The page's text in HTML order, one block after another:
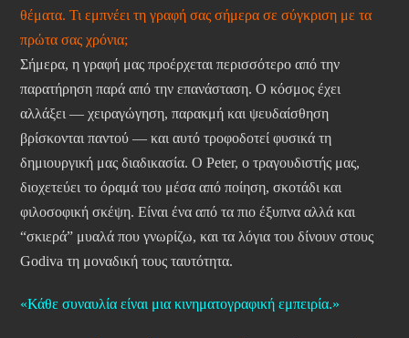
θέματα. Τι εμπνέει τη γραφή σας σήμερα σε σύγκριση με τα
πρώτα σας χρόνια;
Σήμερα, η γραφή μας προέρχεται περισσότερο από την
παρατήρηση παρά από την επανάσταση. Ο κόσμος έχει
αλλάξει — χειραγώγηση, παρακμή και ψευδαίσθηση
βρίσκονται παντού — και αυτό τροφοδοτεί φυσικά τη
δημιουργική μας διαδικασία. Ο Peter, ο τραγουδιστής μας,
διοχετεύει το όραμά του μέσα από ποίηση, σκοτάδι και
φιλοσοφική σκέψη. Είναι ένα από τα πιο έξυπνα αλλά και
“σκιερά” μυαλά που γνωρίζω, και τα λόγια του δίνουν στους
Godiva τη μοναδική τους ταυτότητα.
«Κάθε συναυλία είναι μια κινηματογραφική εμπειρία.»